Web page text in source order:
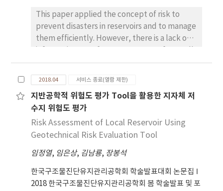
효과크기가 크게 나타났다. 여섯째, 메타회귀분석 결
과 봉사학습의 운영기간이 길수록, 프로그램 총 운영
횟수가 많을수록 그 효과가 더 큰 것으로 나타났다. 마
과에 대한 논의와 후속연구에 대한 제언이 제시되었
다.
This paper applied the concept of risk to
prevent disasters in reservoirs and to manage
them efficiently. However, there is a lack of
reservoirs managed by local governments.
Therefore, considering such a reality, the
geotechnical failure mode scenarios have
been reduced to five types. In this study, the
site investigation was carried out and the
geotechnical failure probabilities were
calculated based on the results, and then its
2018.04 서비스 종료(열람 제한)
지반공학적 위험도 평가 Tool을 활용한 지자체 저
수지 위험도 평가
Risk Assessment of Local Reservoir Using
Geotechnical Risk Evaluation Tool
임정열, 임은상, 김남룡, 장봉석
한국구조물진단유지관리공학회 학술발표대회 논문집
2018 한국구조물진단유지관리공학회 봄 학술발표 및 포